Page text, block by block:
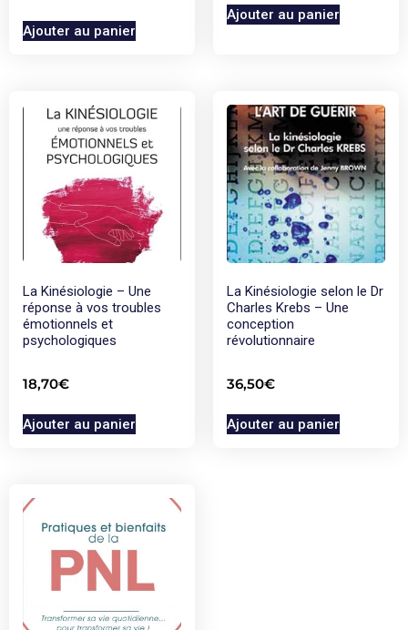
Ajouter au panier
Ajouter au panier
La Kinésiologie – Une
réponse à vos troubles
émotionnels et
psychologiques
18,70€
Ajouter au panier
La Kinésiologie selon le Dr
Charles Krebs – Une
conception
révolutionnaire
36,50€
Ajouter au panier